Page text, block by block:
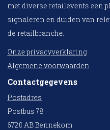
met diverse retailevents een
signaleren en duiden van
de retailbranche.
Onze privacyverklaring
Algemene voorwaarden
Contactgegevens
Postadres
Postbus 78
6720 AB Bennekom